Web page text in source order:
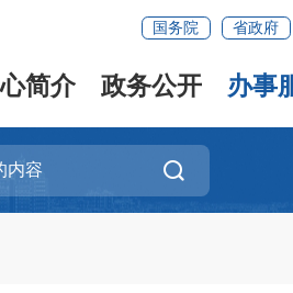
国务院 省政府
简介 政务公开 办事